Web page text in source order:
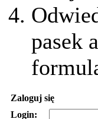
pasek
Zaloguj się
Login: